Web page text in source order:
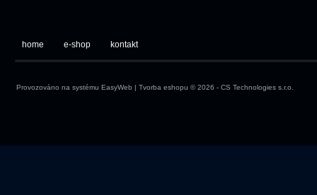
home e-shop kontakt
Provozováno na systému EasyWeb | Tvorba eshopu © 2026 - CS Technologies s.r.o.